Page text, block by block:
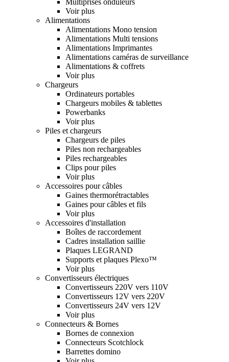
Multiprises onduleurs
Voir plus
Alimentations
Alimentations Mono tension
Alimentations Multi tensions
Alimentations Imprimantes
Alimentations caméras de surveillance
Alimentations & coffrets
Voir plus
Chargeurs
Ordinateurs portables
Chargeurs mobiles & tablettes
Powerbanks
Voir plus
Piles et chargeurs
Chargeurs de piles
Piles non rechargeables
Piles rechargeables
Clips pour piles
Voir plus
Accessoires pour câbles
Gaines thermorétractables
Gaines pour câbles et fils
Voir plus
Accessoires d'installation
Boîtes de raccordement
Cadres installation saillie
Plaques LEGRAND
Supports et plaques Plexo™
Voir plus
Convertisseurs électriques
Convertisseurs 220V vers 110V
Convertisseurs 12V vers 220V
Convertisseurs 24V vers 12V
Voir plus
Connecteurs & Bornes
Bornes de connexion
Connecteurs Scotchlock
Barrettes domino